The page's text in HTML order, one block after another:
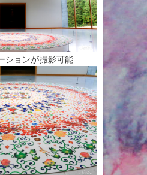
ションが撮影可能